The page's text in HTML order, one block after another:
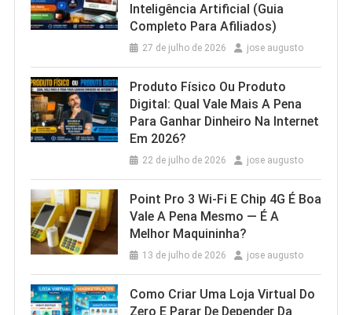
Inteligência Artificial (Guia
Completo Para Afiliados)
27 de julho de 2026 jose augusto
Produto Físico Ou Produto
Digital: Qual Vale Mais A Pena
Para Ganhar Dinheiro Na Internet
Em 2026?
22 de julho de 2026 jose augusto
Point Pro 3 Wi‑Fi E Chip 4G É Boa
Vale A Pena Mesmo — É A
Melhor Maquininha?
13 de julho de 2026 jose augusto
Como Criar Uma Loja Virtual Do
Zero E Parar De Depender Da